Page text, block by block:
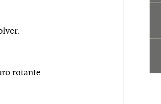
rotante